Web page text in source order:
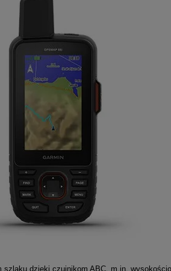
szlaku dzięki czujnikom ABC, m.in.